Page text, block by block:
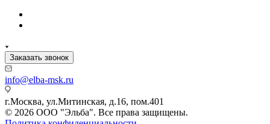
Заказать звонок
info@elba-msk.ru
г.Москва, ул.Митинская, д.16, пом.401
© 2026 ООО "Эльба". Все права защищены.